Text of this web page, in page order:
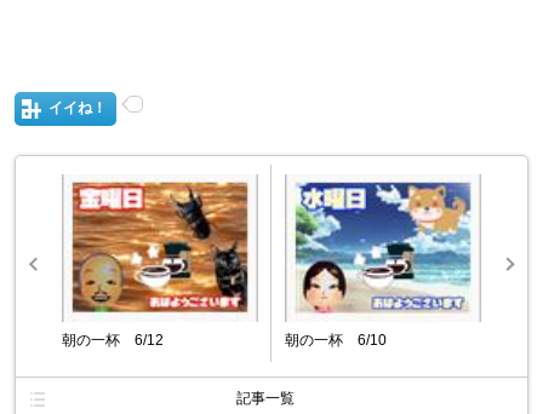
イイね！
朝の一杯 6/12 朝の一杯 6/10
記事一覧